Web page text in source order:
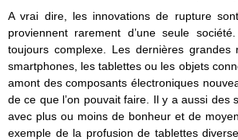
A vrai dire, les innovations de rupture
proviennent rarement d’une seule
toujours complexe. Les dernières
smartphones, les tablettes ou les objets
amont des composants électroniques
de ce que l’on pouvait faire. Il y a aussi des
avec plus ou moins de bonheur et de
exemple de la profusion de tablettes